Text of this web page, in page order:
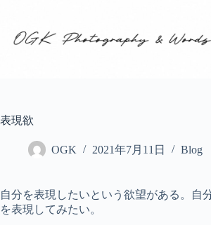
ッ
表現欲
OGK 2021年7月11日 Blog
自分を表現したいという欲望がある。自
を表現してみたい。